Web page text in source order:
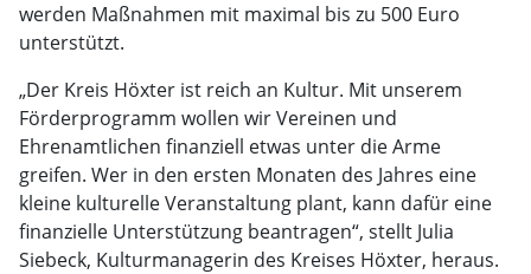
werden Maßnahmen mit maximal bis zu 500 Euro
unterstützt.
„Der Kreis Höxter ist reich an Kultur. Mit unserem
Förderprogramm wollen wir Vereinen und
Ehrenamtlichen finanziell etwas unter die Arme
greifen. Wer in den ersten Monaten des Jahres eine
kleine kulturelle Veranstaltung plant, kann dafür eine
finanzielle Unterstützung beantragen“, stellt Julia
Siebeck, Kulturmanagerin des Kreises Höxter, heraus.